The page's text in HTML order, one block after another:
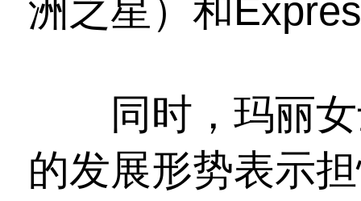
洲之星）和
同时，玛丽女
的发展形势表示